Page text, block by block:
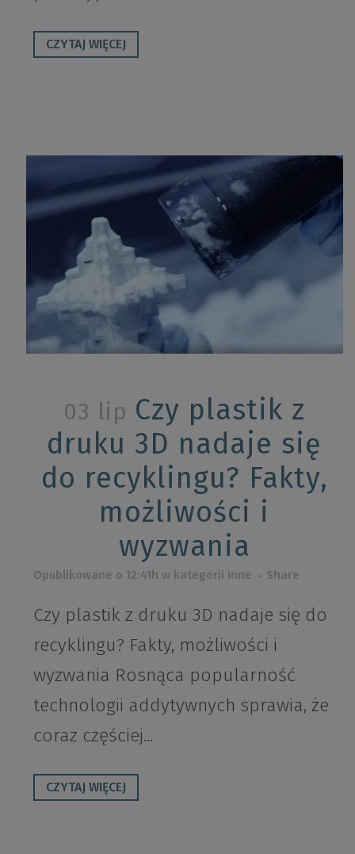
CZYTAJ WIĘCEJ
03 lip Czy plastik z
druku 3D nadaje się
do recyklingu? Fakty,
możliwości i
wyzwania
Opublikowane o 12:41h w kategorii Inne Share
Czy plastik z druku 3D nadaje się do
recyklingu? Fakty, możliwości i
wyzwania Rosnąca popularność
technologii addytywnych sprawia, że
coraz częściej...
CZYTAJ WIĘCEJ